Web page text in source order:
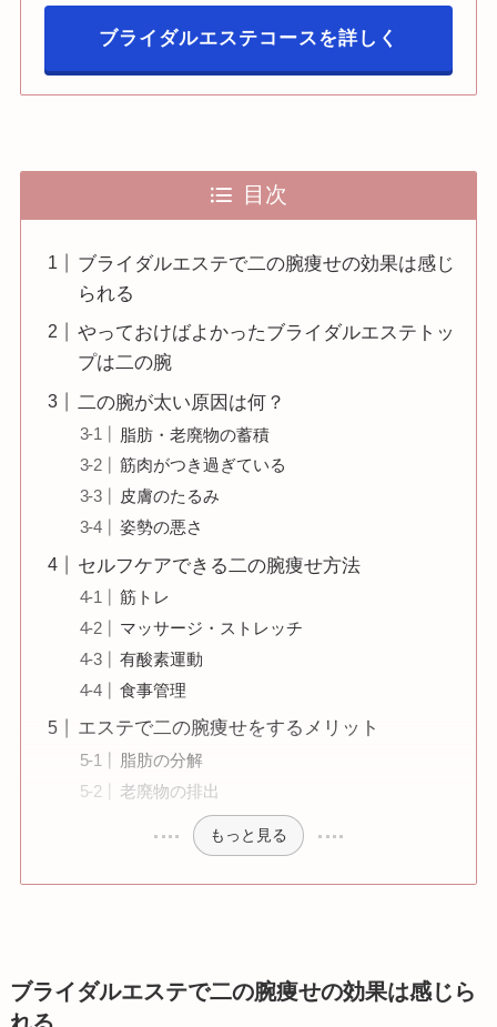
ブライダルエステコースを詳しく
目次
ブライダルエステで二の腕痩せの効果は感じ
られる
やっておけばよかったブライダルエステトッ
プは二の腕
二の腕が太い原因は何？
脂肪・老廃物の蓄積
筋肉がつき過ぎている
皮膚のたるみ
姿勢の悪さ
セルフケアできる二の腕痩せ方法
筋トレ
マッサージ・ストレッチ
有酸素運動
食事管理
エステで二の腕痩せをするメリット
脂肪の分解
老廃物の排出
もっと見る
ブライダルエステで二の腕痩せの効果は感じら